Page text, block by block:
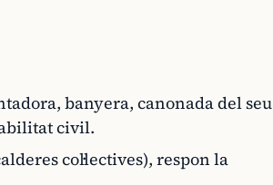
banyera, canonada del seu
civil.
col·lectives), respon la